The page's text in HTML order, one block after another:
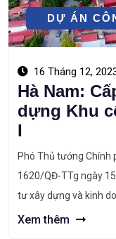
DỰ ÁN
16 Tháng 12,
Hà Nam:
dựng Khu
I
Phó Thủ tướng Chính
1620/QĐ-TTg ngày
tư xây dựng và kinh
Bảng I. (Theo: Báo
Xem thêm